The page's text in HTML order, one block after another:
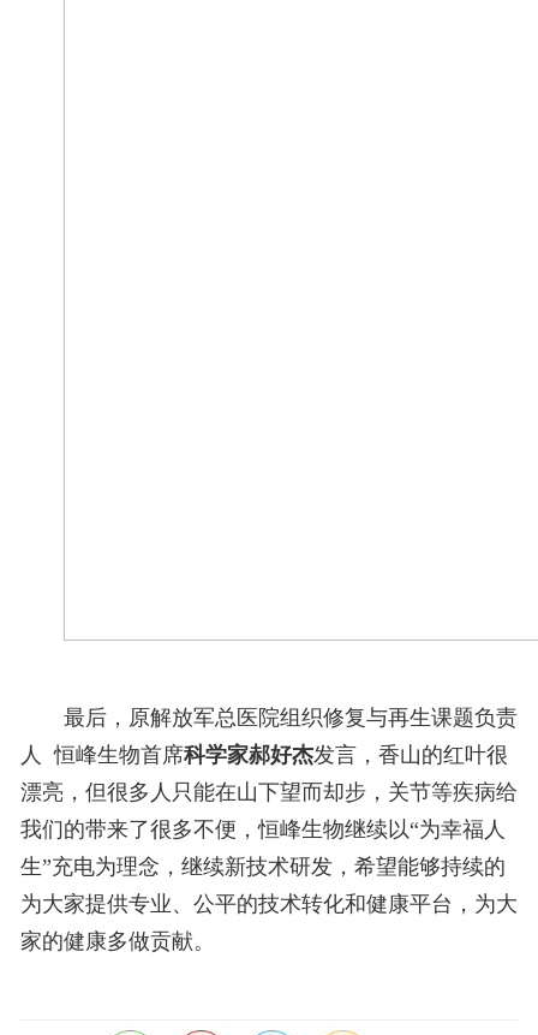
最后，原解放军总医院组织修复与再生课题负责
人
恒峰生物首席科学家郝好杰发言，香山的红叶很
漂亮，但很多人只能在山下望而却步，关节等疾病给
我们的带来了很多不便，恒峰生物继续以“为幸福人
生”充电为理念，继续新技术研发，希望能够持续的
为大家提供专业、公平的技术转化和健康平台，为大
家的健康多做贡献。